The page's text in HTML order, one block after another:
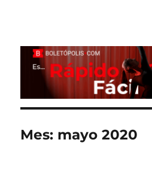
Mes: mayo 2020